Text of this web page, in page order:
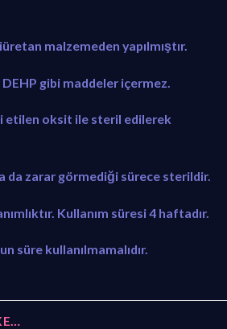
malzemeden yapılmıştır.
DEHP gibi maddeler içermez.
etilen oksit ile steril edilerek
da zarar görmediği sürece sterildir.
Kullanım süresi 4 haftadır.
süre kullanılmamalıdır.